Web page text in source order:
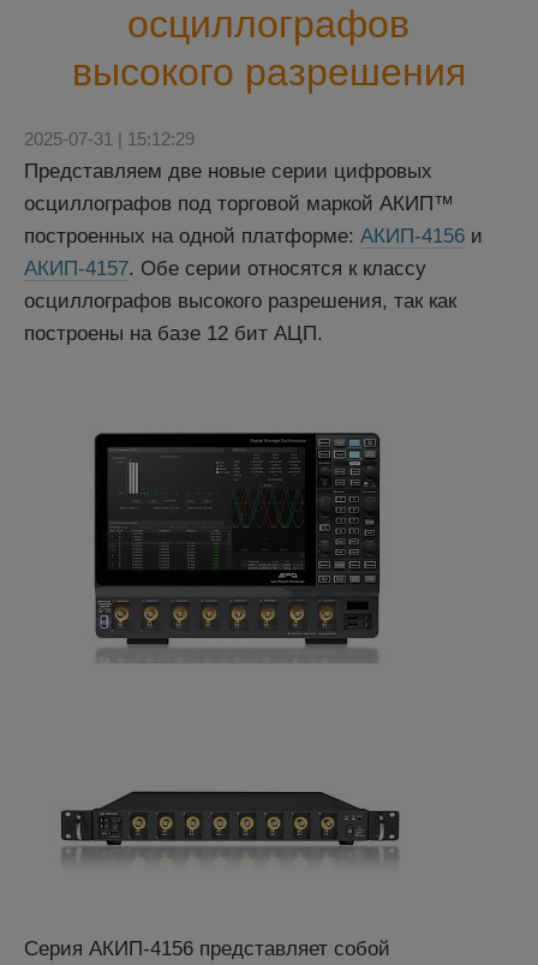
осциллографов
высокого разрешения
2025-07-31 | 15:12:29
Представляем две новые серии цифровых
осциллографов под торговой маркой АКИП™
построенных на одной платформе: АКИП-4156 и
АКИП-4157. Обе серии относятся к классу
осциллографов высокого разрешения, так как
построены на базе 12 бит АЦП.
Серия АКИП-4156 представляет собой